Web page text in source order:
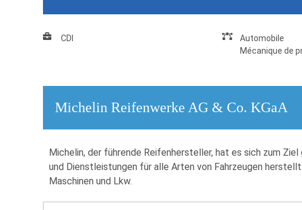
CDI
Automobile
Mécanique de
Michelin Reifenwerke AG & Co. KGaA
Michelin, der führende Reifenhersteller, hat es sich zum
und Dienstleistungen für alle Arten von Fahrzeugen
Maschinen und Lkw.